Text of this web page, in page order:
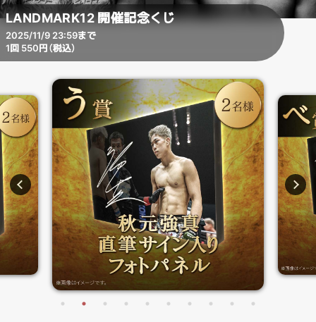
LANDMARK12 開催記念くじ
2025/11/9 23:59まで
1回 550円（税込）